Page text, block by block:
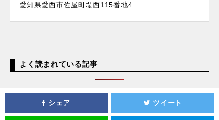
愛知県愛西市佐屋町堤西115番地4
よく読まれている記事
シェア ツイート